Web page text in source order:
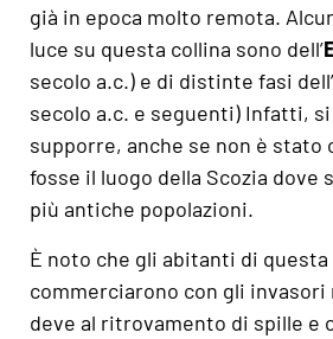
già in epoca molto remota.
luce su questa collina sono dell’
secolo a.c.) e di distinte fasi dell’
secolo a.c. e seguenti) Infatti,
supporre, anche se non è stato
fosse il luogo della Scozia dove
più antiche popolazioni.
È noto che gli abitanti di questa
commerciarono con gli invasori
deve al ritrovamento di spille e